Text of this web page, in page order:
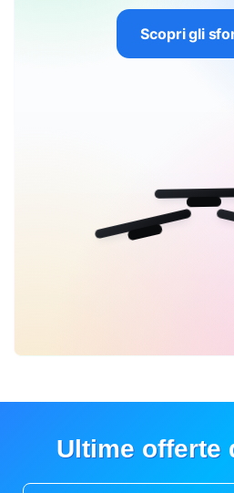
Scopri gli
Ultime offerte